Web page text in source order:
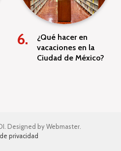
¿Qué hacer en
vacaciones en la
Ciudad de México?
Designed by Webmaster.
privacidad